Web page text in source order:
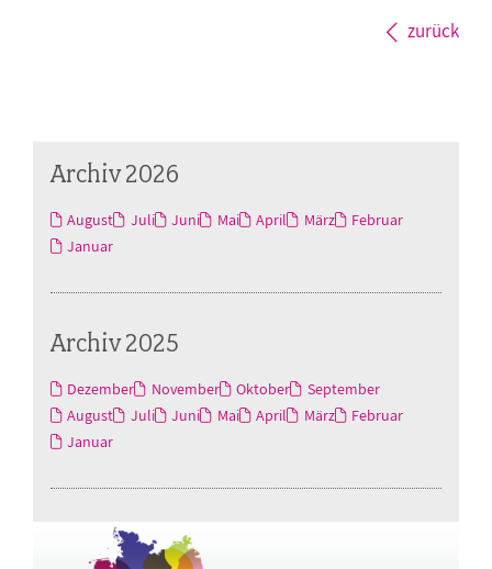
zurück
Archiv 2026
August Juli Juni Mai April März
Februar
Januar
Archiv 2025
Dezember November Oktober
September
August
Juli Juni Mai April März
Februar
Januar